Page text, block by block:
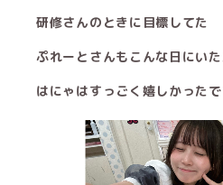
研修さんのときに目標してた
ぷれーとさんもこんな日にい
はにゃはすっごく嬉しかった